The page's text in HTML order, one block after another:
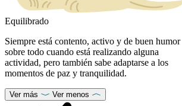
Equilibrado
Siempre está contento, activo y de buen humor
sobre todo cuando está realizando alguna
actividad, pero también sabe adaptarse a los
momentos de paz y tranquilidad.
Ver más Ver menos